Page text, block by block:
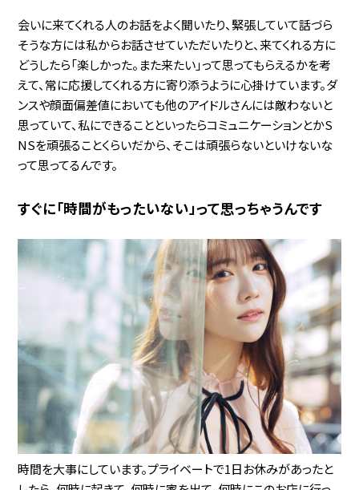
会いに来てくれる人のお話をよく聞いたり、緊張していて話づら
そうな方には私からお話させていただいたりと、来てくれる方に
どうしたら「楽しかった。また来たい」って思ってもらえるかを考
えて、常に応援してくれる方に寄り添うように心掛けています。ダ
ンスや顔面偏差値においても他のアイドルさんには敵わないと
思っていて、私にできることといったらコミュニケーションとかS
NSを頑張ることくらいだから、そこは頑張らないといけないな
って思ってるんです。
すぐに「時間がもったいない」って思っちゃうんです
時間を大事にしています。プライベートで1日お休みがあったと